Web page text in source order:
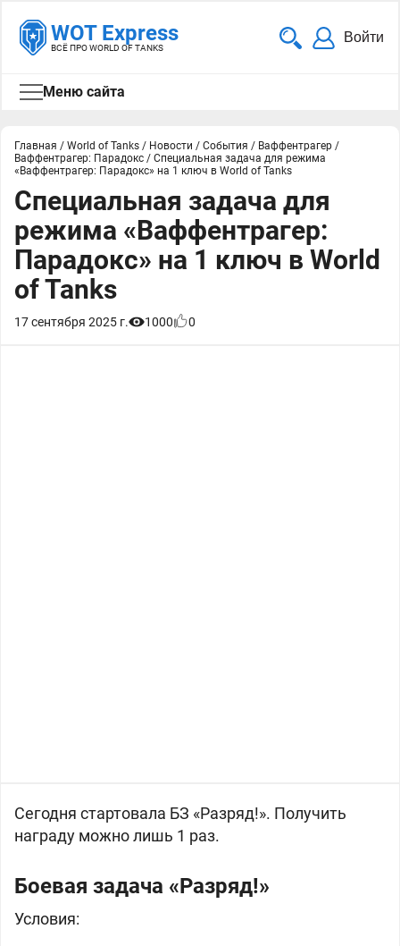
WOT Express
ВСЁ ПРО WORLD OF TANKS
Войти
Меню сайта
Главная / World of Tanks / Новости / События / Ваффентрагер /
Ваффентрагер: Парадокс / Специальная задача для режима
«Ваффентрагер: Парадокс» на 1 ключ в World of Tanks
Специальная задача для
режима «Ваффентрагер:
Парадокс» на 1 ключ в World
of Tanks
17 сентября 2025 г. 1000 0
Сегодня стартовала БЗ «Разряд!». Получить
награду можно лишь 1 раз.
Боевая задача «Разряд!»
Условия: